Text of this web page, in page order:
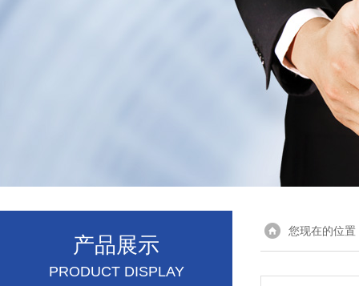
产品展示
PRODUCT DISPLAY
您现在的位置